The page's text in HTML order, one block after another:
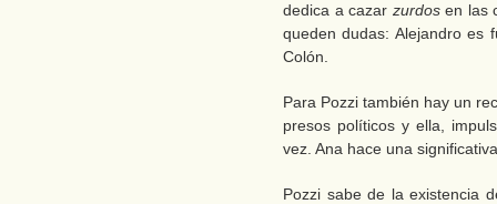
dedica a cazar zurdosen las
queden dudas: Alejandro es
Colón.
Para Pozzi también hay un
presos políticos y ella,
vez. Ana hace una
Pozzi sabe de la existencia